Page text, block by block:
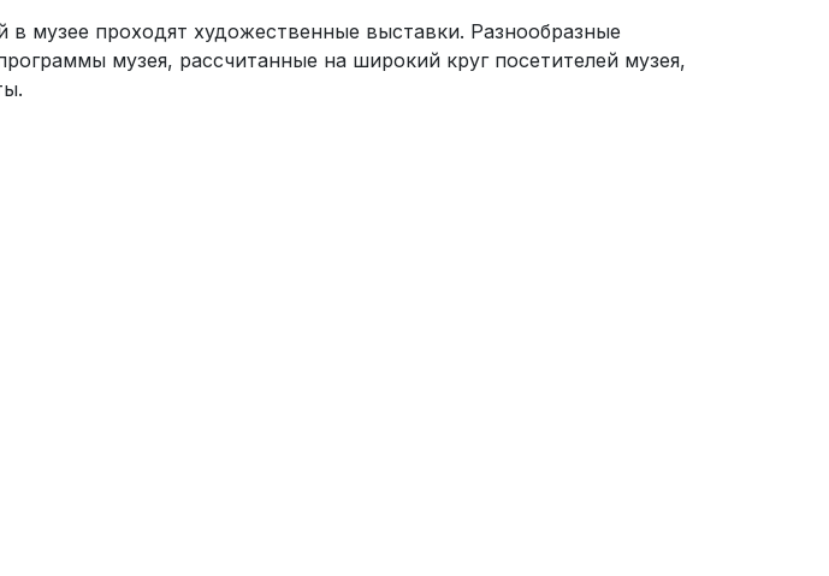
в музее проходят художественные выставки. Разнообразные
музея, рассчитанные на широкий круг посетителей музея,